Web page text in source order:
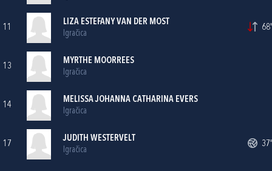
11
LIZA ESTEFANY VAN DER MOST
Igračica
68'
13
MYRTHE MOORREES
Igračica
14
MELISSA JOHANNA CATHARINA EVERS
Igračica
17
JUDITH WESTERVELT
Igračica
37'